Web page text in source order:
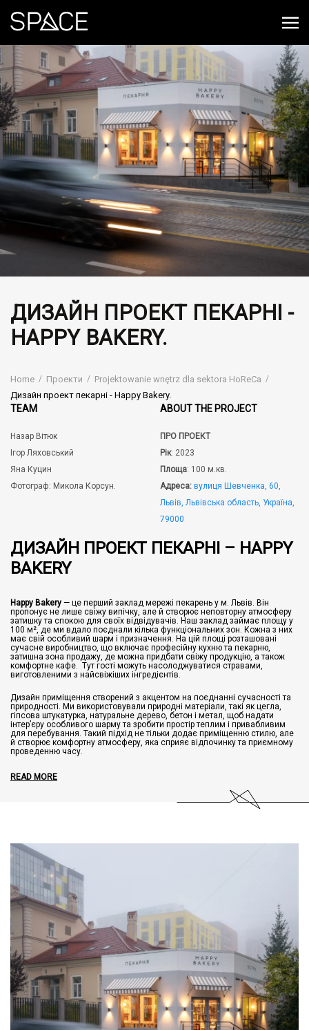
ДИЗАЙН ПРОЕКТ ПЕКАРНІ -
HAPPY BAKERY.
Home Проекти
Projektowanie wnętrz dla sektora HoReCa
Дизайн проект пекарні - Happy Bakery.
TEAM
Назар Вітюк
Ігор Ляховський
Яна Куцин
Фотограф: Микола Корсун.
ABOUT THE PROJECT
ПРО ПРОЕКТ
Рік: 2023
Площа: 100 м.кв.
Адреса: вулиця Шевченка, 60,
Львів, Львівська область, Україна,
79000
ДИЗАЙН ПРОЕКТ ПЕКАРНІ – HAPPY
BAKERY
Happy Bakery — це перший заклад мережі пекарень у м. Львів. Він
пропонує не лише свіжу випічку, але й створює неповторну атмосферу
затишку та спокою для своїх відвідувачів. Наш заклад займає площу у
100 м², де ми вдало поєднали кілька функціональних зон. Кожна з них
має свій особливий шарм і призначення. На цій площі розташовані
сучасне виробництво, що включає професійну кухню та пекарню,
затишна зона продажу, де можна придбати свіжу продукцію, а також
комфортне кафе. Тут гості можуть насолоджуватися стравами,
виготовленими з найсвіжіших інгредієнтів.
Дизайн приміщення створений з акцентом на поєднанні сучасності та
природності. Ми використовували природні матеріали, такі як цегла,
гіпсова штукатурка, натуральне дерево, бетон і метал, щоб надати
інтер’єру особливого шарму та зробити простір теплим і привабливим
для перебування. Такий підхід не тільки додає приміщенню стилю, але
й створює комфортну атмосферу, яка сприяє відпочинку та приємному
проведенню часу.
READ MORE